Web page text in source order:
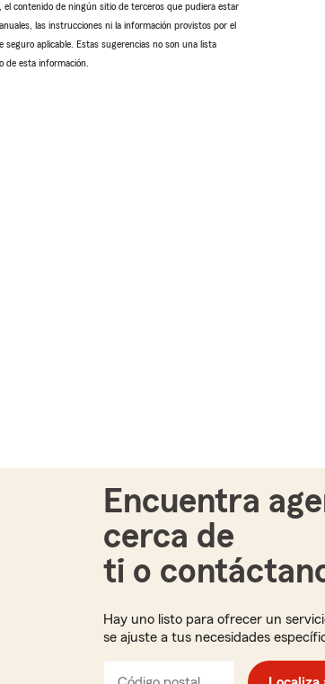
contenido de ningún sitio de terceros que pudiera estar
las instrucciones ni la información provistos por el
aplicable. Estas sugerencias no son una lista
de esta información.
Encuentra
cerca de
ti o
Hay uno listo para ofrecer un
se ajuste a tus necesidades